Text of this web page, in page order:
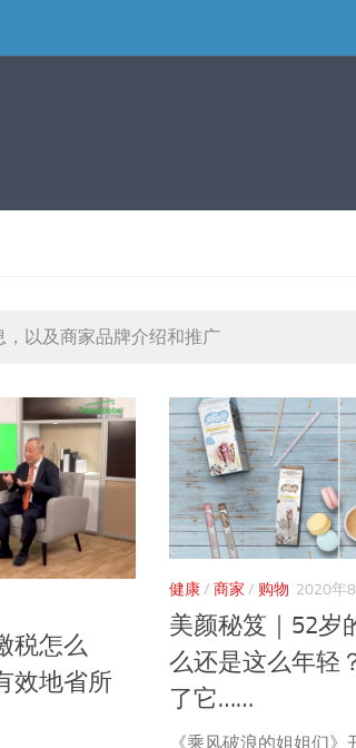
以及商家品牌介绍和推广
税怎么
效地省所
健康/ 商家 / 购物 2020年
美颜秘笈｜52岁
么还是这么年轻
了它……
《乘风破浪的姐姐们